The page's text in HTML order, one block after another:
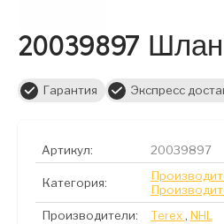
20039897
Гарантия Экспресс
Артикул: 20039897
Категория:
Производители:
Terex , NHL